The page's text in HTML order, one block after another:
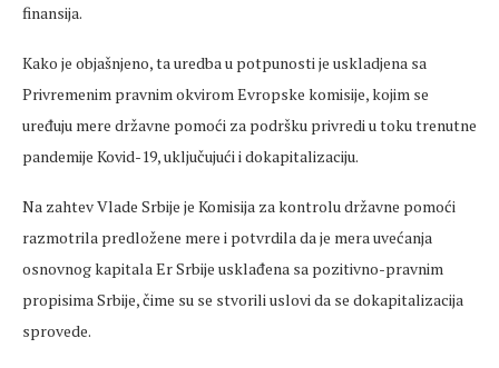
finansija.
Kako je objašnjeno, ta uredba u potpunosti je uskladjena sa
Privremenim pravnim okvirom Evropske komisije, kojim se
uređuju mere državne pomoći za podršku privredi u toku trenutne
pandemije Kovid-19, uključujući i dokapitalizaciju.
Na zahtev Vlade Srbije je Komisija za kontrolu državne pomoći
razmotrila predložene mere i potvrdila da je mera uvećanja
osnovnog kapitala Er Srbije usklađena sa pozitivno-pravnim
propisima Srbije, čime su se stvorili uslovi da se dokapitalizacija
sprovede.